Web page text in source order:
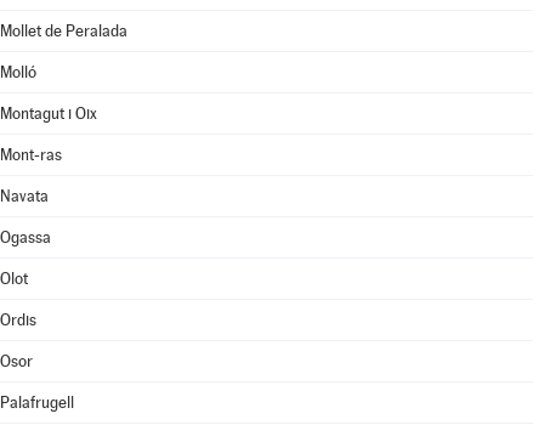
Mollet de Peralada
Molló
Montagut i Oix
Mont-ras
Navata
Ogassa
Olot
Ordis
Osor
Palafrugell